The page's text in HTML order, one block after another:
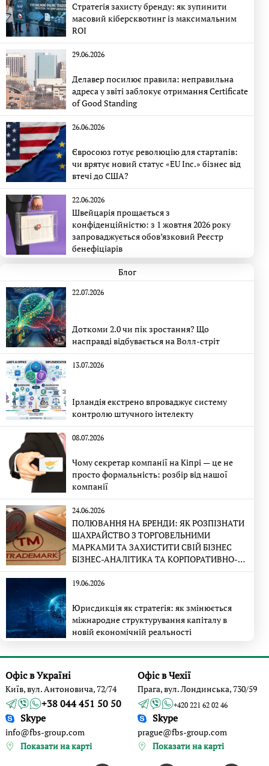
Стратегія захисту бренду: як зупинити
масовий кіберсквотинг із максимальним
ROI
29.06.2026
Делавер посилює правила: неправильна
адреса у звіті заблокує отримання Certificate
of Good Standing
26.06.2026
Євросоюз готує революцію для стартапів:
чи врятує новий статус «EU Inc.» бізнес від
втечі до США?
22.06.2026
Швейцарія прощається з
конфіденційністю: з 1 жовтня 2026 року
запроваджується обов’язковий Реєстр
бенефіціарів
Блог
22.07.2026
Доткоми 2.0 чи пік зростання? Що
насправді відбувається на Волл-стріт
13.07.2026
Ірландія екстрено впроваджує систему
контролю штучного інтелекту
08.07.2026
Чому секретар компанії на Кіпрі — це не
просто формальність: розбір від нашої
компанії
24.06.2026
ПОЛЮВАННЯ НА БРЕНДИ: ЯК РОЗПІЗНАТИ
ШАХРАЙСТВО З ТОРГОВЕЛЬНИМИ
МАРКАМИ ТА ЗАХИСТИТИ СВІЙ БІЗНЕС
БІЗНЕС-АНАЛІТИКА ТА КОРПОРАТИВНО-
ПРАВОВА ЕКСПЕРТИЗА
19.06.2026
Юрисдикція як стратегія: як змінюється
міжнародне структурування капіталу в
новій економічній реальності
Офіс в Україні
Київ, вул. Антоновича, 72/74
+38 044 451 50 50
Skype
info@fbs-group.com
Показати на карті
Офіс в Чехії
Прага, вул. Лондинська, 730/59
+420 221 62 02 46
Skype
prague@fbs-group.com
Показати на карті